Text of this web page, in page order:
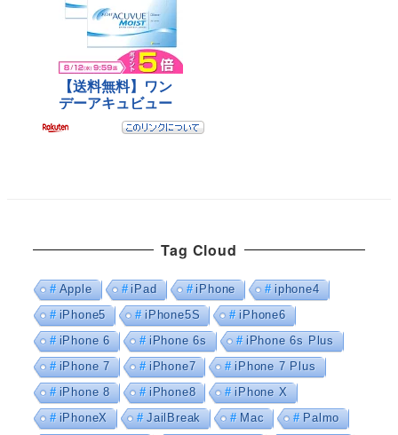
Tag Cloud
Apple iPad iPhone
iphone4
iPhone5
iPhone5S
iPhone6
iPhone 6
iPhone 6s
iPhone 6s Plus
iPhone 7
iPhone7
iPhone 7 Plus
iPhone 8
iPhone8
iPhone X
iPhoneX
JailBreak Mac
Palmo